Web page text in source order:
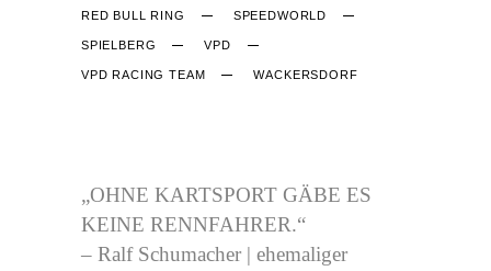
RED BULL RING SPEEDWORLD
SPIELBERG VPD
VPD RACING TEAM WACKERSDORF
„OHNE KARTSPORT GÄBE ES
KEINE RENNFAHRER.“
– Ralf Schumacher | ehemaliger